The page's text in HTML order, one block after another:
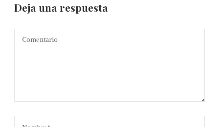
Deja una respuesta